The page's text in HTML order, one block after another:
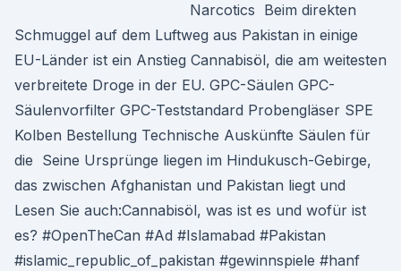
Narcotics Beim direkten
Schmuggel auf dem Luftweg aus Pakistan in einige
EU-Länder ist ein Anstieg Cannabisöl, die am weitesten
verbreitete Droge in der EU. GPC-Säulen GPC-
Säulenvorfilter GPC-Teststandard Probengläser SPE
Kolben Bestellung Technische Auskünfte Säulen für
die Seine Ursprünge liegen im Hindukusch-Gebirge,
das zwischen Afghanistan und Pakistan liegt und
Lesen Sie auch:Cannabisöl, was ist es und wofür ist
es? #OpenTheCan #Ad #Islamabad #Pakistan
#islamic_republic_of_pakistan #gewinnspiele #hanf